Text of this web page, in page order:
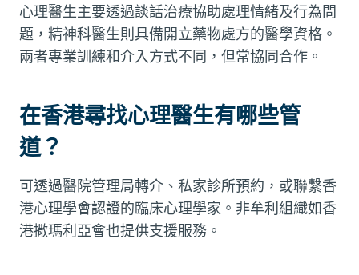
心理醫生主要透過談話治療協助處理情緒及行為問
題，精神科醫生則具備開立藥物處方的醫學資格。
兩者專業訓練和介入方式不同，但常協同合作。
在香港尋找心理醫生有哪些管
道？
可透過醫院管理局轉介、私家診所預約，或聯繫香
港心理學會認證的臨床心理學家。非牟利組織如香
港撒瑪利亞會也提供支援服務。